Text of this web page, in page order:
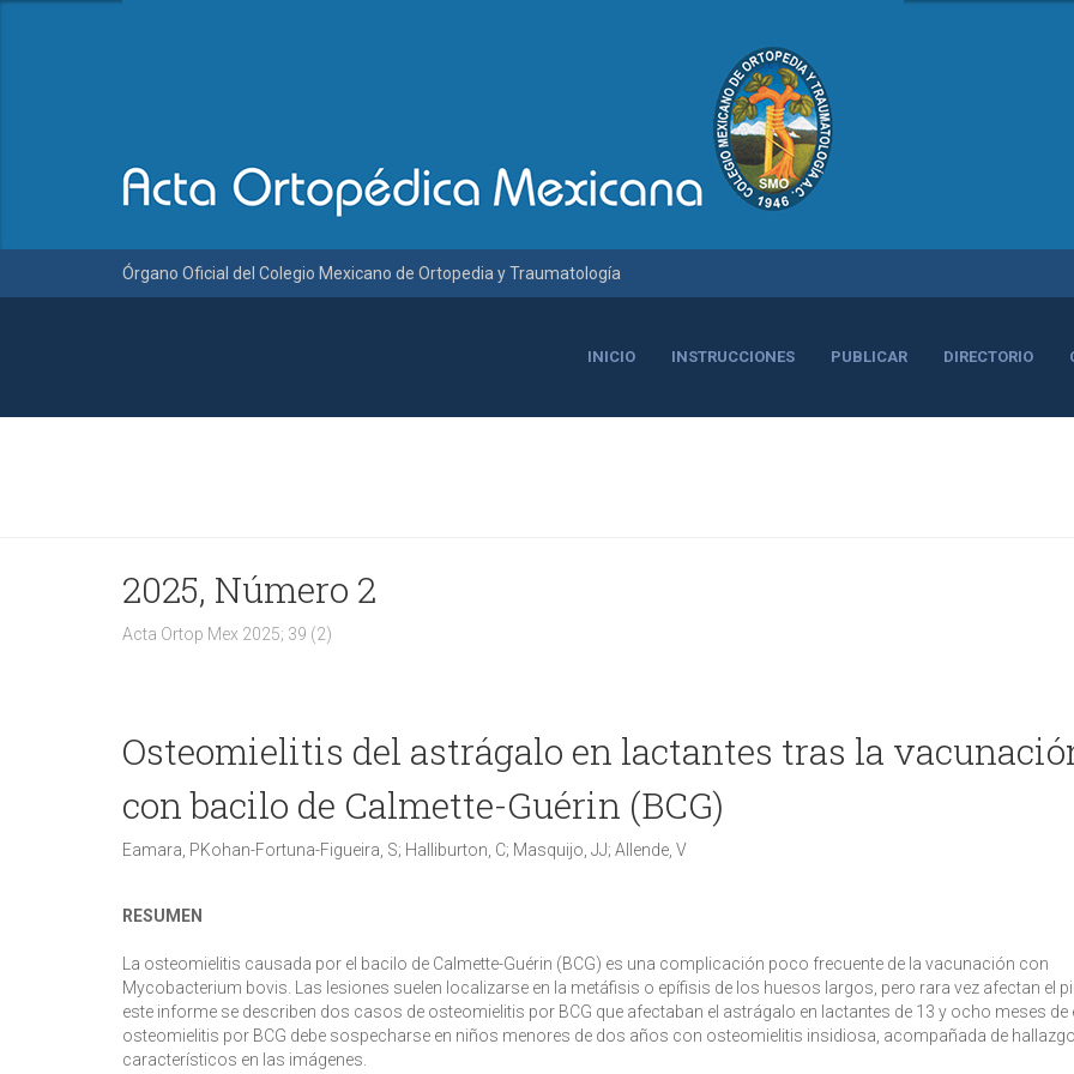
Órgano Oficial del Colegio Mexicano de Ortopedia y Traumatología
INICIO INSTRUCCIONES PUBLICAR DIRECTORIO
2025, Número 2
Acta Ortop Mex 2025; 39 (2)
Osteomielitis del astrágalo en lactantes tras la
con bacilo de Calmette-Guérin (BCG)
Eamara, PKohan-Fortuna-Figueira, S; Halliburton, C; Masquijo, JJ; Allende, V
RESUMEN
La osteomielitis causada por el bacilo de Calmette-Guérin (BCG) es una complicación poco frecuente de la vacunación con
Mycobacterium bovis. Las lesiones suelen localizarse en la metáfisis o epífisis de los huesos largos, pero rara vez afectan el
este informe se describen dos casos de osteomielitis por BCG que afectaban el astrágalo en lactantes de 13 y ocho meses de
osteomielitis por BCG debe sospecharse en niños menores de dos años con osteomielitis insidiosa, acompañada de
característicos en las imágenes.